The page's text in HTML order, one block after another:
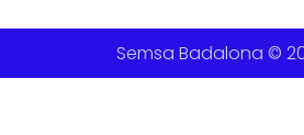
Semsa Badalona ©